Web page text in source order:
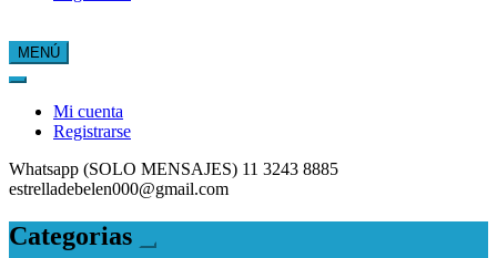
Estrella de Belén
MENÚ
Mi cuenta
Registrarse
Whatsapp (SOLO MENSAJES) 11 3243 8885
estrelladebelen000@gmail.com
Categorias